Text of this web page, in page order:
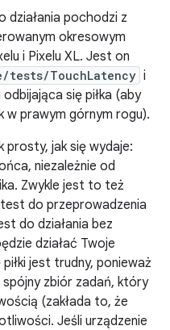
działania pochodzi z
okresowym
i Pixelu XL. Jest on
tests/TouchLatency i
się piłka (aby
w prawym górnym rogu).
prosty, jak się wydaje:
niezależnie od
Zwykle jest to też
do przeprowadzenia
do działania bez
działać Twoje
jest trudny, ponieważ
zbiór zadań, który
(zakłada to, że
Jeśli urządzenie